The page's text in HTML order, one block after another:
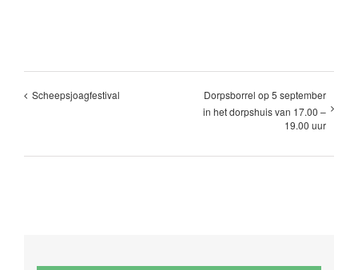
Scheepsjoagfestival
Dorpsborrel op 5 september
in het dorpshuis van 17.00 –
19.00 uur